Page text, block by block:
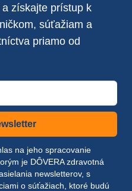
získajte prístup k
súťažiam a
priamo od
na jeho spracovanie
je DÔVERA zdravotná
newsletterov, s
o súťažiach, ktoré budú